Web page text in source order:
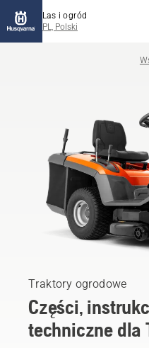
Las i ogród
PL, Polski
Traktory ogrodowe
Części,
techniczne dla